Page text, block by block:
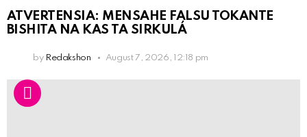
ATVERTENSIA: MENSAHE FALSU TOKANTE
BISHITA NA KAS TA SIRKULÁ
by Redakshon August 7, 2026, 12:18 pm